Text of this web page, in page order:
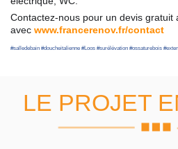
Contactez-nous pour un devis gratuit
avec www.francerenov.fr/contact
#salledebain #doucheitalienne #Loos #surélévation #ossaturebois #
LE PROJET